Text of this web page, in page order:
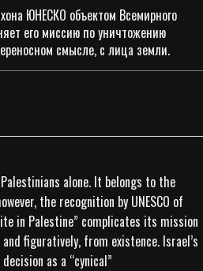
ЮНЕСКО объектом Всемирного
его миссию по уничтожению
смысле, с лица земли.
alone. It belongs to the
the recognition by UNESCO of
in Palestine” complicates its mission
figuratively, from existence. Israel’s
as a “cynical”